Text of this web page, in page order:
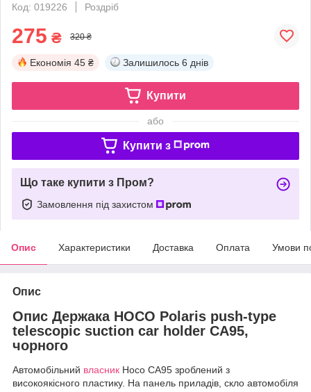
Код: 019226
Роздріб
275 ₴ 320 ₴
Економія 45 ₴ Залишилось 6 днів
Купити
або
Купити з
Що таке купити з Пром?
Замовлення під захистом
Опис Характеристики Доставка Оплата Умови
Опис
Опис Держака HOCO Polaris push-type
telescopic suction car holder CA95,
чорного
Автомобільний власник Hoco CA95 зроблений з
високоякісного пластику. На панель приладів, скло автомобіля